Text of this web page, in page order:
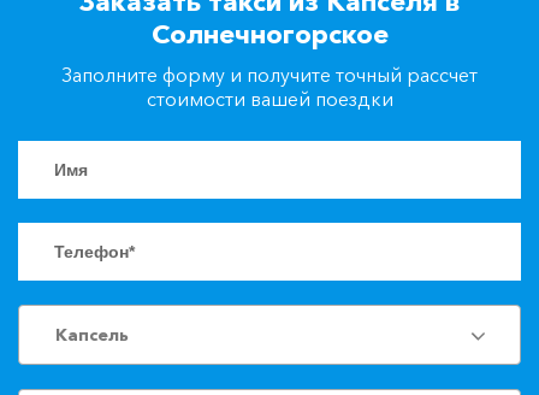
Заказать такси
Солнечногорское
Заполните форму и получите точный рассчет
стоимости вашей поездки
Капсель